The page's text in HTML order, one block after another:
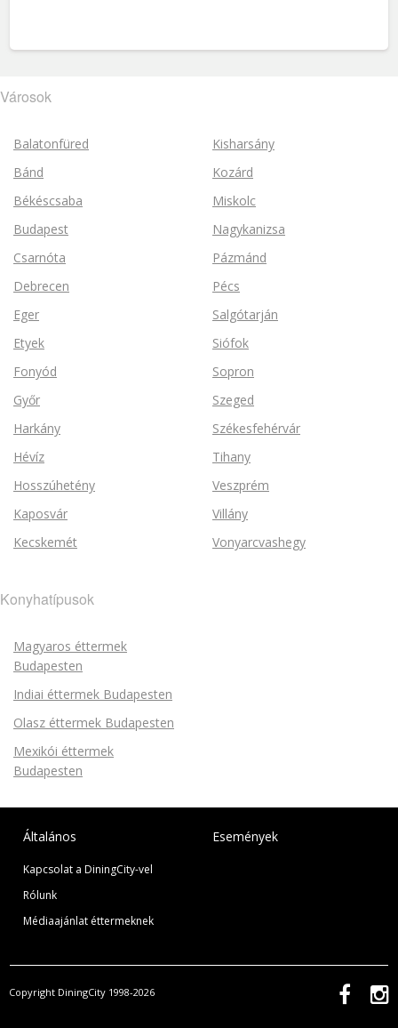
Városok
Balatonfüred
Bánd
Békéscsaba
Budapest
Csarnóta
Debrecen
Eger
Etyek
Fonyód
Győr
Harkány
Hévíz
Hosszúhetény
Kaposvár
Kecskemét
Kisharsány
Kozárd
Miskolc
Nagykanizsa
Pázmánd
Pécs
Salgótarján
Siófok
Sopron
Szeged
Székesfehérvár
Tihany
Veszprém
Villány
Vonyarcvashegy
Konyhatípusok
Magyaros éttermek
Budapesten
Indiai éttermek Budapesten
Olasz éttermek Budapesten
Mexikói éttermek
Budapesten
Általános
Kapcsolat a DiningCity-vel
Rólunk
Médiaajánlat éttermeknek
Események
Copyright DiningCity 1998-2026